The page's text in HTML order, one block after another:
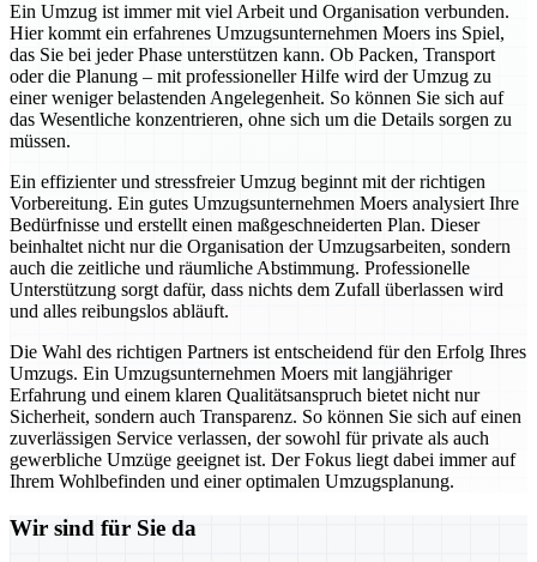
Ein Umzug ist immer mit viel Arbeit und Organisation verbunden.
Hier kommt ein erfahrenes Umzugsunternehmen Moers ins Spiel,
das Sie bei jeder Phase unterstützen kann. Ob Packen, Transport
oder die Planung – mit professioneller Hilfe wird der Umzug zu
einer weniger belastenden Angelegenheit. So können Sie sich auf
das Wesentliche konzentrieren, ohne sich um die Details sorgen zu
müssen.
Ein effizienter und stressfreier Umzug beginnt mit der richtigen
Vorbereitung. Ein gutes Umzugsunternehmen Moers analysiert Ihre
Bedürfnisse und erstellt einen maßgeschneiderten Plan. Dieser
beinhaltet nicht nur die Organisation der Umzugsarbeiten, sondern
auch die zeitliche und räumliche Abstimmung. Professionelle
Unterstützung sorgt dafür, dass nichts dem Zufall überlassen wird
und alles reibungslos abläuft.
Die Wahl des richtigen Partners ist entscheidend für den Erfolg Ihres
Umzugs. Ein Umzugsunternehmen Moers mit langjähriger
Erfahrung und einem klaren Qualitätsanspruch bietet nicht nur
Sicherheit, sondern auch Transparenz. So können Sie sich auf einen
zuverlässigen Service verlassen, der sowohl für private als auch
gewerbliche Umzüge geeignet ist. Der Fokus liegt dabei immer auf
Ihrem Wohlbefinden und einer optimalen Umzugsplanung.
Wir sind für Sie da